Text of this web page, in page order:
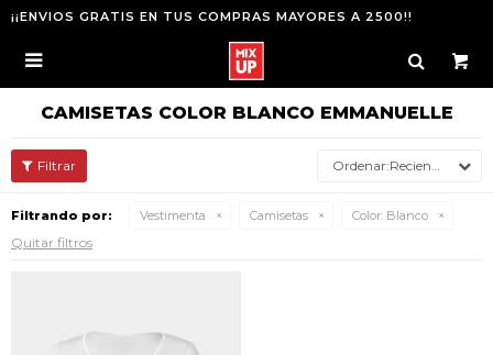
¡¡ENVIOS GRATIS EN TUS COMPRAS MAYORES A 2500!!

CAMISETAS COLOR BLANCO EMMANUELLE
Recientes
Filtrando por: Vestimenta Camisetas Color: Blanco
Quitar filtros